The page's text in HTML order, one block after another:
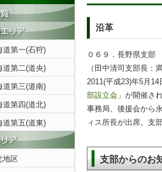
道第一(石狩)
道第二(道央)
道第三(道南)
道第四(道北)
道第五(道東)
地区
沿革
０６９．長野県支部
（田中清司支部長
2011(平成23)年5月
部設立会」 が開催さ
事務局、後援会から
ィス所長が出席。支
支部からのお